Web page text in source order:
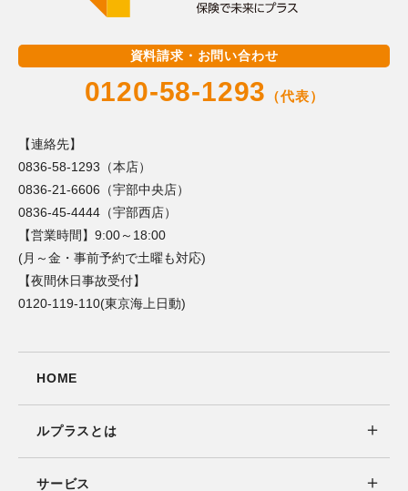
資料請求・お問い合わせ
0120-58-1293 （代表）
【連絡先】
0836-58-1293（本店）
0836-21-6606（宇部中央店）
0836-45-4444（宇部西店）
【営業時間】9:00～18:00
(月～金・事前予約で土曜も対応)
【夜間休日事故受付】
0120-119-110(東京海上日動)
HOME
ルプラスとは
サービス